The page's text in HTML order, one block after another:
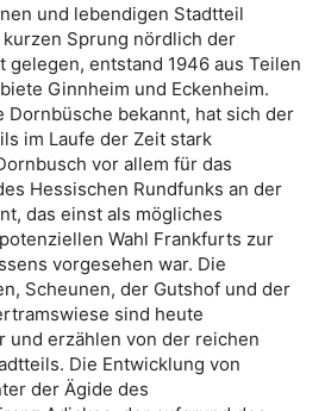
und lebendigen Stadtteil
Sprung nördlich der
gelegen, entstand 1946 aus Teilen
Ginnheim und Eckenheim.
bekannt, hat sich der
im Laufe der Zeit stark
vor allem für das
Hessischen Rundfunks an der
das einst als mögliches
Wahl Frankfurts zur
vorgesehen war. Die
Scheunen, der Gutshof und der
sind heute
und erzählen von der reichen
Die Entwicklung von
der Ägide des